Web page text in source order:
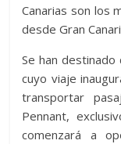
Canarias son los
desde Gran
Se han
cuyo viaje
transportar
Pennant,
comenzará a